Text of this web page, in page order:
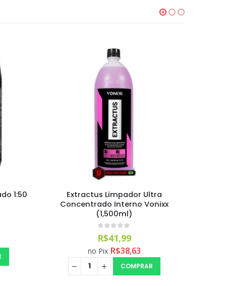
1:50
Extractus Limpador Ultra
Concentrado Interno Vonixx
(1,500ml)
out of 5
R$41,99
no Pix R$38,63
COMPRAR